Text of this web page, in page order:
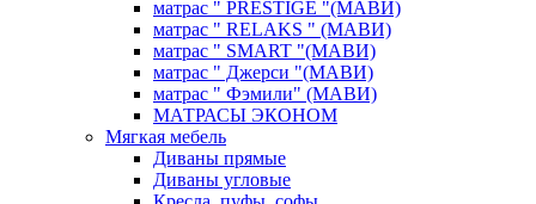
матрас " PRESTIGE "(МАВИ)
матрас " RELAKS " (МАВИ)
матрас " SMART "(МАВИ)
матрас " Джерси "(МАВИ)
матрас " Фэмили" (МАВИ)
МАТРАСЫ ЭКОНОМ
Мягкая мебель
Диваны прямые
Диваны угловые